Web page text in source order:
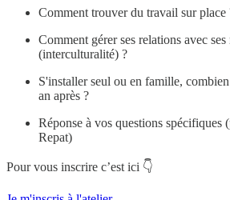
Comment trouver du travail sur place
Comment gérer ses relations avec
(interculturalité) ?
S'installer seul ou en famille,
an après ?
Réponse à vos questions spécifiques
Repat)
Pour vous inscrire c’est ici 👇